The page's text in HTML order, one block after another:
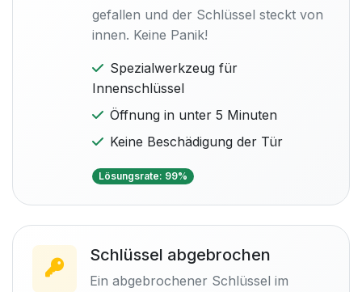
gefallen und der Schlüssel steckt von
innen. Keine Panik!
Spezialwerkzeug für
Innenschlüssel
Öffnung in unter 5 Minuten
Keine Beschädigung der Tür
Lösungsrate: 99%
Schlüssel abgebrochen
Ein abgebrochener Schlüssel im